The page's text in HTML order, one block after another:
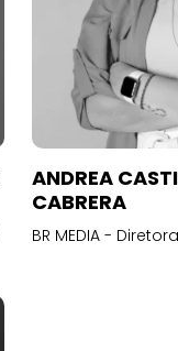
ANDREA
CABRERA
BR MEDIA -